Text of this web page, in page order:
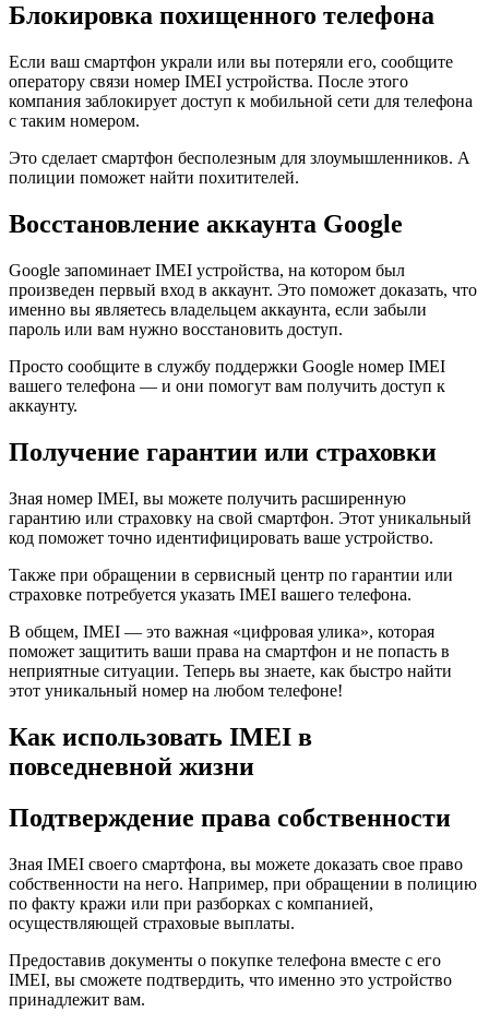
Блокировка похищенного телефона
Если ваш смартфон украли или вы потеряли его, сообщите
оператору связи номер IMEI устройства. После этого
компания заблокирует доступ к мобильной сети для телефона
с таким номером.
Это сделает смартфон бесполезным для злоумышленников. А
полиции поможет найти похитителей.
Восстановление аккаунта Google
Google запоминает IMEI устройства, на котором был
произведен первый вход в аккаунт. Это поможет доказать, что
именно вы являетесь владельцем аккаунта, если забыли
пароль или вам нужно восстановить доступ.
Просто сообщите в службу поддержки Google номер IMEI
вашего телефона — и они помогут вам получить доступ к
аккаунту.
Получение гарантии или страховки
Зная номер IMEI, вы можете получить расширенную
гарантию или страховку на свой смартфон. Этот уникальный
код поможет точно идентифицировать ваше устройство.
Также при обращении в сервисный центр по гарантии или
страховке потребуется указать IMEI вашего телефона.
В общем, IMEI — это важная «цифровая улика», которая
поможет защитить ваши права на смартфон и не попасть в
неприятные ситуации. Теперь вы знаете, как быстро найти
этот уникальный номер на любом телефоне!
Как использовать IMEI в
повседневной жизни
Подтверждение права собственности
Зная IMEI своего смартфона, вы можете доказать свое право
собственности на него. Например, при обращении в полицию
по факту кражи или при разборках с компанией,
осуществляющей страховые выплаты.
Предоставив документы о покупке телефона вместе с его
IMEI, вы сможете подтвердить, что именно это устройство
принадлежит вам.